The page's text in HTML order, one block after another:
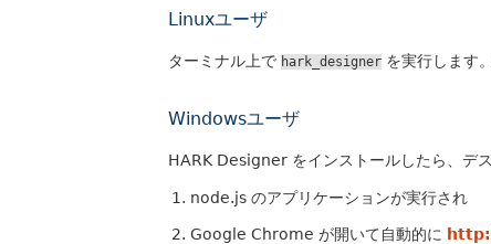
Linuxユーザ
ターミナル上で hark_designer を実行します
Windowsユーザ
HARK Designer をインストールしたら、デ
node.js のアプリケーションが実行され
Google Chrome が開いて自動的に